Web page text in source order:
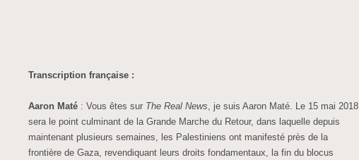
Transcription française :
Aaron Maté : Vous êtes sur The Real News, je suis Aaron Maté. Le 15 mai 2018
sera le point culminant de la Grande Marche du Retour, dans laquelle depuis
maintenant plusieurs semaines, les Palestiniens ont manifesté près de la
frontière de Gaza, revendiquant leurs droits fondamentaux, la fin du blocus